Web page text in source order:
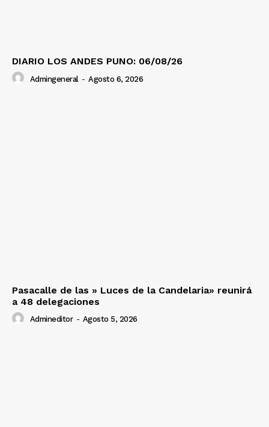
DIARIO LOS ANDES PUNO: 06/08/26
Admingeneral - Agosto 6, 2026
Pasacalle de las » Luces de la Candelaria» reunirá
a 48 delegaciones
Admineditor - Agosto 5, 2026